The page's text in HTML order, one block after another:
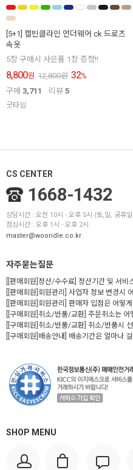
[5+1] 캘빈클라인 언더웨어 ck 드로즈
속옷
5장 구매시 사은품 1장 증정!!
8,800원 12,800원 32%
구매 3,711 리뷰 5
굿타임
CS CENTER
1668-1432
상담시간 : 오전 10시 - 오후 5시 (토,일, 공휴
점심시간 : 오후 1시 - 오후 2시
master@wooridle.co.kr
자주묻는질문
[[판매회원]정산/수수료] 정산기간 및 서비
[[판매회원]회원관리] 사업자 정보 변경시 어
[[판매회원]회원관리] 판매자 입점은 어떻
[[구매회원]취소/반품/교환] 주문취소는 어
[[구매회원]취소/반품/교환] 취소/반품시 선
[[구매회원]배송안내] 배송기간은 얼마나
SHOP MENU